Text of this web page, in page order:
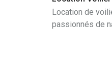
Location de
passionnés de